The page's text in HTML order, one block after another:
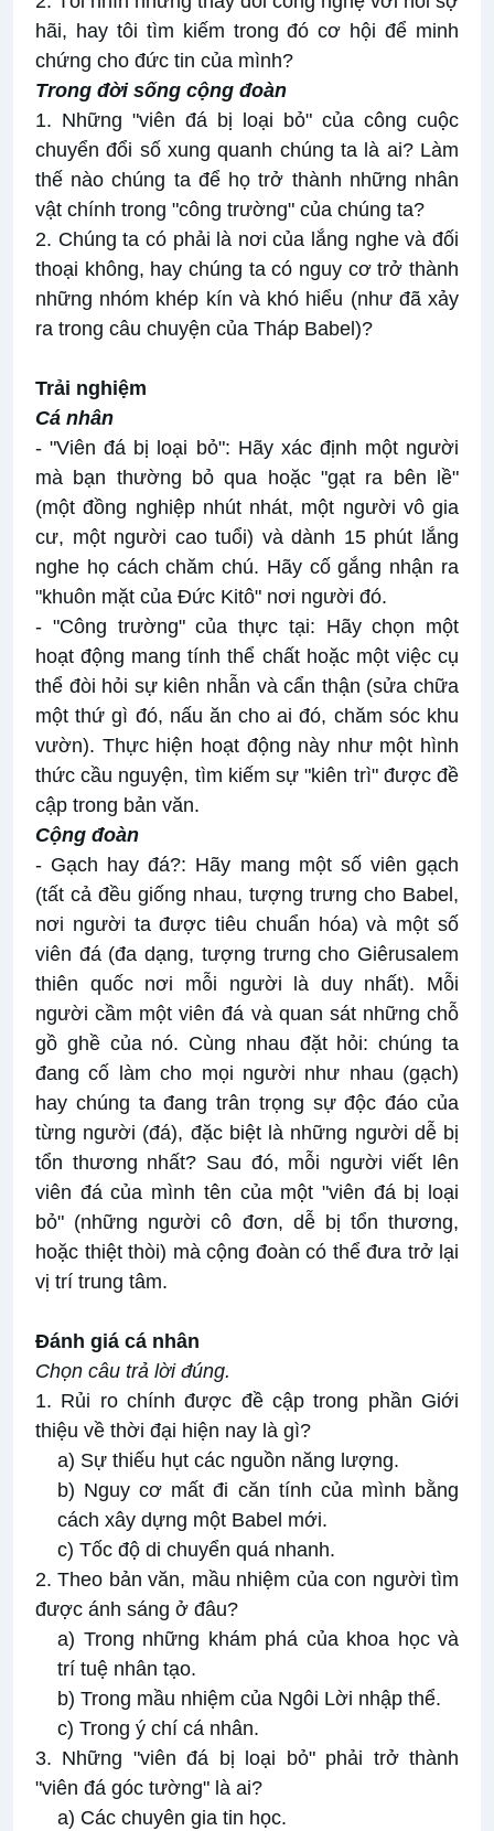
hãi, hay tôi tìm kiếm trong đó cơ hội để minh
chứng cho đức tin của mình?
Trong đời sống cộng đoàn
1. Những "viên đá bị loại bỏ" của công cuộc
chuyển đổi số xung quanh chúng ta là ai? Làm
thế nào chúng ta để họ trở thành những nhân
vật chính trong "công trường" của chúng ta?
2. Chúng ta có phải là nơi của lắng nghe và đối
thoại không, hay chúng ta có nguy cơ trở thành
những nhóm khép kín và khó hiểu (như đã xảy
ra trong câu chuyện của Tháp Babel)?
Trải nghiệm
Cá nhân
- "Viên đá bị loại bỏ": Hãy xác định một người
mà bạn thường bỏ qua hoặc "gạt ra bên lề"
(một đồng nghiệp nhút nhát, một người vô gia
cư, một người cao tuổi) và dành 15 phút lắng
nghe họ cách chăm chú. Hãy cố gắng nhận ra
"khuôn mặt của Đức Kitô" nơi người đó.
- "Công trường" của thực tại: Hãy chọn một
hoạt động mang tính thể chất hoặc một việc cụ
thể đòi hỏi sự kiên nhẫn và cẩn thận (sửa chữa
một thứ gì đó, nấu ăn cho ai đó, chăm sóc khu
vườn). Thực hiện hoạt động này như một hình
thức cầu nguyện, tìm kiếm sự "kiên trì" được đề
cập trong bản văn.
Cộng đoàn
- Gạch hay đá?: Hãy mang một số viên gạch
(tất cả đều giống nhau, tượng trưng cho Babel,
nơi người ta được tiêu chuẩn hóa) và một số
viên đá (đa dạng, tượng trưng cho Giêrusalem
thiên quốc nơi mỗi người là duy nhất). Mỗi
người cầm một viên đá và quan sát những chỗ
gồ ghề của nó. Cùng nhau đặt hỏi: chúng ta
đang cố làm cho mọi người như nhau (gạch)
hay chúng ta đang trân trọng sự độc đáo của
từng người (đá), đặc biệt là những người dễ bị
tổn thương nhất? Sau đó, mỗi người viết lên
viên đá của mình tên của một "viên đá bị loại
bỏ" (những người cô đơn, dễ bị tổn thương,
hoặc thiệt thòi) mà cộng đoàn có thể đưa trở lại
vị trí trung tâm.
Đánh giá cá nhân
Chọn câu trả lời đúng.
1. Rủi ro chính được đề cập trong phần Giới
thiệu về thời đại hiện nay là gì?
a) Sự thiếu hụt các nguồn năng lượng.
b) Nguy cơ mất đi căn tính của mình bằng
cách xây dựng một Babel mới.
c) Tốc độ di chuyển quá nhanh.
2. Theo bản văn, mầu nhiệm của con người tìm
được ánh sáng ở đâu?
a) Trong những khám phá của khoa học và
trí tuệ nhân tạo.
b) Trong mầu nhiệm của Ngôi Lời nhập thể.
c) Trong ý chí cá nhân.
3. Những "viên đá bị loại bỏ" phải trở thành
"viên đá góc tường" là ai?
a) Các chuyên gia tin học.